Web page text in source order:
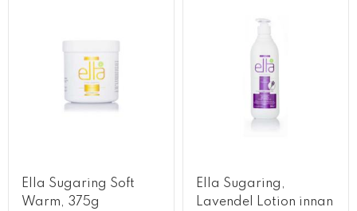
Ella Sugaring Soft
Warm, 375g
Ella Sugaring,
Lavendel Lotion innan